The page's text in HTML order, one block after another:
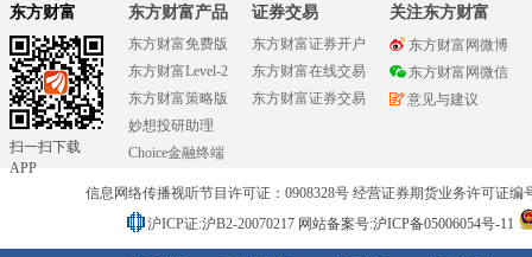
东方财富
扫一扫下载
APP
东方财富产品
东方财富免费版
东方财富Level-2
东方财富策略版
妙想投研助理
Choice金融终端
证券交易
东方财富证券开户
东方财富在线交易
东方财富证券交易
关注东方财富
东方财富网微博
东方财富网微信
意见与建议
信息网络传播视听节目许可证：0908328号 经营证券期货业务许可证编
沪ICP证:沪B2-20070217 网站备案号:沪ICP备05006054号-11